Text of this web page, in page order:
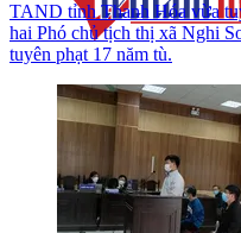
TAND tỉnh Thanh Hóa vừa
hai Phó chủ tịch thị xã Nghi
tuyên phạt 17 năm tù.